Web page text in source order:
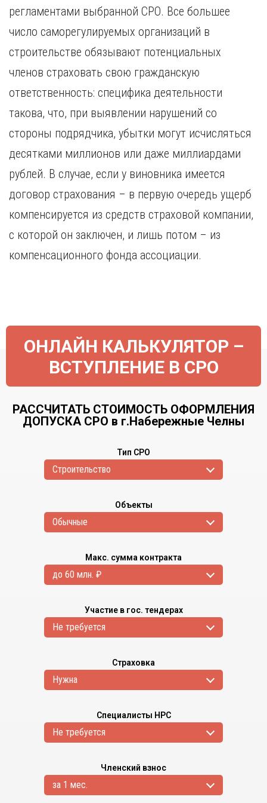
Липецк
М
Магнитогорск
Махачкала
Н
Нижний Новгород
Нижний Тагил
Новосибирск
Х
Хабаровск
Ч
Чебоксары
Череповец
Чита
Я
Ярославль
регламентами выбранной СРО. Все большее
число саморегулируемых организаций в
строительстве обязывают потенциальных
членов страховать свою гражданскую
ответственность: специфика деятельности
такова, что, при выявлении нарушений со
стороны подрядчика, убытки могут исчисляться
десятками миллионов или даже миллиардами
рублей. В случае, если у виновника имеется
договор страхования – в первую очередь ущерб
компенсируется из средств страховой компании,
с которой он заключен, и лишь потом – из
компенсационного фонда ассоциации.
ОНЛАЙН КАЛЬКУЛЯТОР –
ВСТУПЛЕНИЕ В СРО
РАССЧИТАТЬ СТОИМОСТЬ ОФОРМЛЕНИЯ
ДОПУСКА СРО в г.Набережные Челны
Тип СРО
Cтроительство
Объекты
Обычные
Макс. сумма контракта
до 60 млн. ₽
Участие в гос. тендерах
Не требуется
Страховка
Нужна
Специалисты НРС
Не требуется
Членский взнос
за 1 мес.